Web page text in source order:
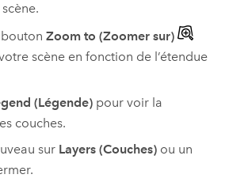
boutonZoom to (Zoomer sur)
scène en fonction de l’étendue
(Légende) pour voir la
couches.
sur Layers (Couches) ou un